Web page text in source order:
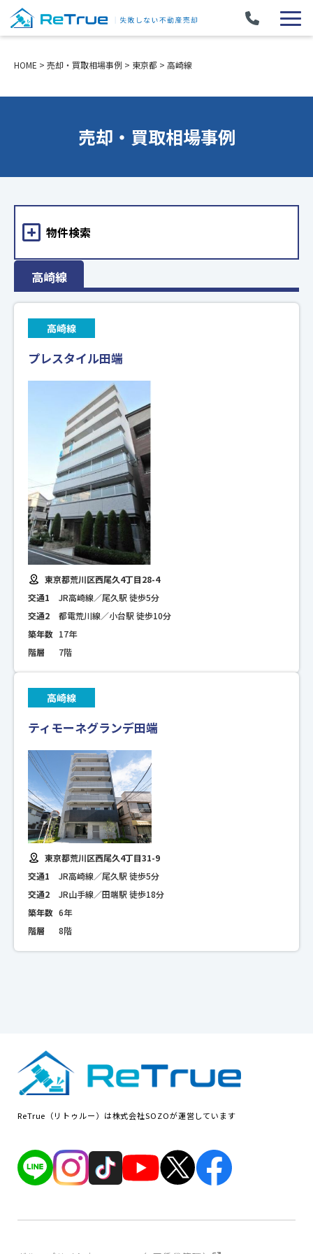
HOME > 売却・買取相場事例 > 東京都 > 高崎線
売却・買取相場事例
高崎線
高崎線
プレスタイル田端
東京都荒川区西尾久4丁目28-4
交通1
JR高崎線／尾久駅 徒歩5分
交通2
都電荒川線／小台駅 徒歩10分
築年数 17年
階層
7階
高崎線
ティモーネグランデ田端
東京都荒川区西尾久4丁目31-9
交通1
JR高崎線／尾久駅 徒歩5分
交通2
JR山手線／田端駅 徒歩18分
築年数 6年
階層
8階
物件検索
ReTrue（リトゥルー）は株式会社SOZOが運営しています